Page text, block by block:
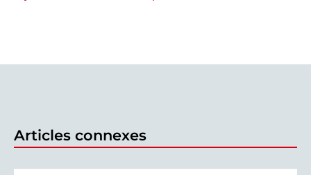
Articles connexes